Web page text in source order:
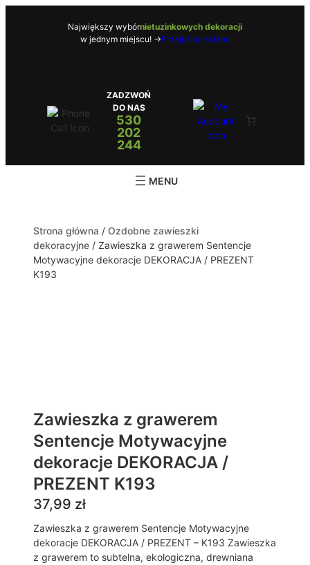
Największy wybórnietuzinkowych dekoracji
w jednym miejscu! ->Przejdź do sklepu
ZADZWOŃ
DO NAS
530
202
244
Strona główna / Ozdobne zawieszki
dekoracyjne / Zawieszka z grawerem Sentencje
Motywacyjne dekoracje DEKORACJA / PREZENT
K193
Zawieszka z grawerem
Sentencje Motywacyjne
dekoracje DEKORACJA /
PREZENT K193
37,99 zł
Zawieszka z grawerem Sentencje Motywacyjne
dekoracje DEKORACJA / PREZENT – K193 Zawieszka
z grawerem to subtelna, ekologiczna, drewniana